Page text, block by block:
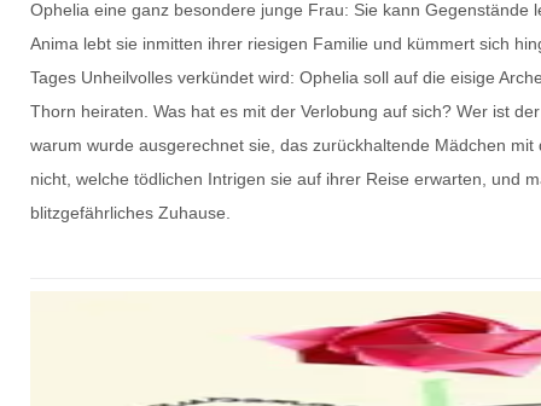
Ophelia eine ganz besondere junge Frau: Sie kann Gegenstände
Anima lebt sie inmitten ihrer riesigen Familie und kümmert sich
Tages Unheilvolles verkündet wird: Ophelia soll auf die eisige
Thorn heiraten. Was hat es mit der Verlobung auf sich? Wer ist
warum wurde ausgerechnet sie, das zurückhaltende Mädchen
nicht, welche tödlichen Intrigen sie auf ihrer Reise erwarten, und
blitzgefährliches Zuhause.